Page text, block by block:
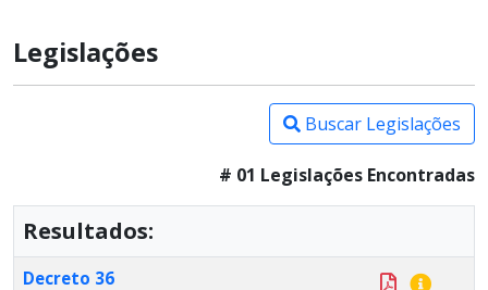
Legislações
Buscar Legislações
# 01 Legislações Encontradas
Resultados:
Decreto 36